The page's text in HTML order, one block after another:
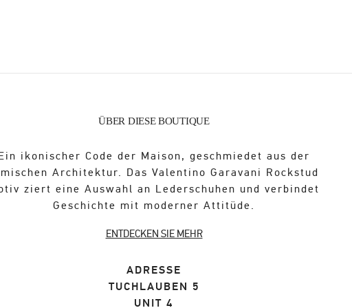
ÜBER DIESE BOUTIQUE
ikonischer Code der Maison, geschmiedet aus der
Architektur. Das Valentino Garavani Rockstud
ziert eine Auswahl an Lederschuhen und verbindet
Geschichte mit moderner Attitüde.
ENTDECKEN SIE MEHR
ADRESSE
TUCHLAUBEN 5
UNIT 4